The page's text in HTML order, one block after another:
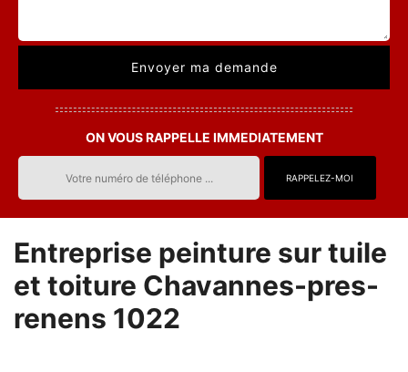
ON VOUS RAPPELLE IMMEDIATEMENT
Entreprise peinture sur tuile
et toiture Chavannes-pres-
renens 1022